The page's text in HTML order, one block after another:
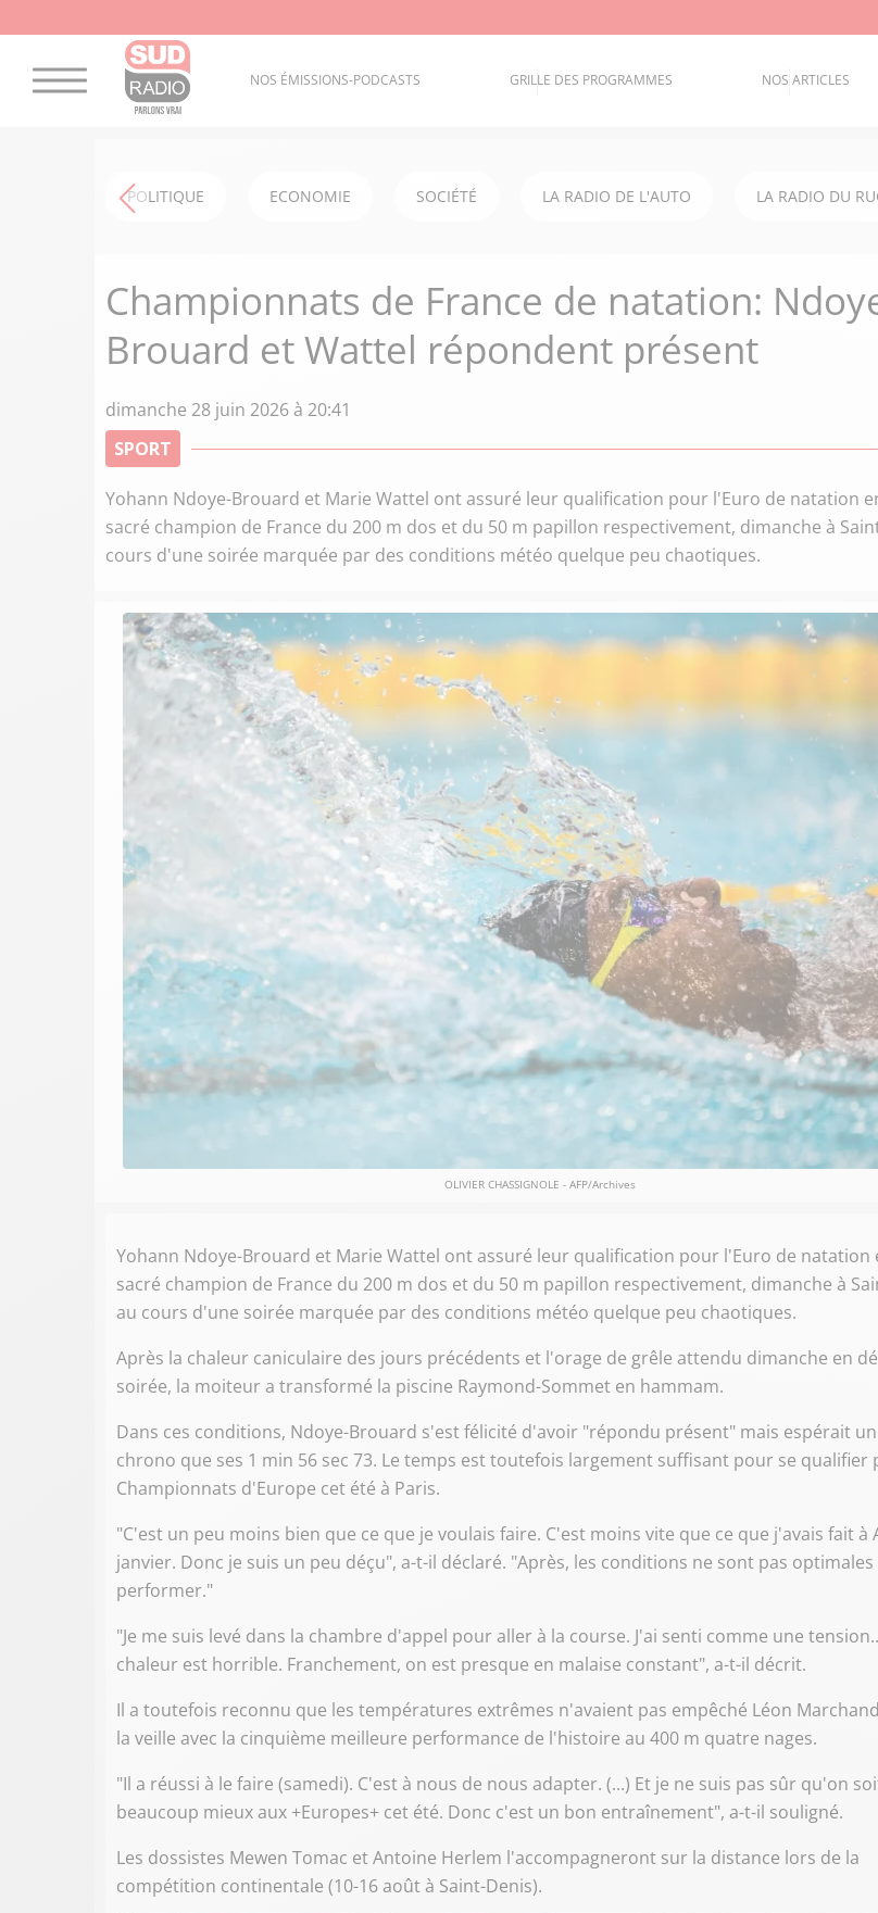
NOS ÉMISSIONS-PODCASTS GRILLE DES PROGRAMMES NOS ARTICLES
POLITIQUE ECONOMIE SOCIÉTÉ LA RADIO DE L'AUTO LA RADIO DU
Championnats de France de natation:
Brouard et Wattel répondent présent
dimanche 28 juin 2026 à 20:41
SPORT
Yohann Ndoye-Brouard et Marie Wattel ont assuré leur qualification pour l'Euro de natation
sacré champion de France du 200 m dos et du 50 m papillon respectivement, dimanche à
cours d'une soirée marquée par des conditions météo quelque peu chaotiques.
OLIVIER CHASSIGNOLE - AFP/Archives
Yohann Ndoye-Brouard et Marie Wattel ont assuré leur qualification pour l'Euro de natation
sacré champion de France du 200 m dos et du 50 m papillon respectivement, dimanche à
au cours d'une soirée marquée par des conditions météo quelque peu chaotiques.
Après la chaleur caniculaire des jours précédents et l'orage de grêle attendu dimanche en
soirée, la moiteur a transformé la piscine Raymond-Sommet en hammam.
Dans ces conditions, Ndoye-Brouard s'est félicité d'avoir "répondu présent" mais espérait
chrono que ses 1 min 56 sec 73. Le temps est toutefois largement suffisant pour se qualifier
Championnats d'Europe cet été à Paris.
"C'est un peu moins bien que ce que je voulais faire. C'est moins vite que ce que j'avais fait à
janvier. Donc je suis un peu déçu", a-t-il déclaré. "Après, les conditions ne sont pas
performer."
"Je me suis levé dans la chambre d'appel pour aller à la course. J'ai senti comme une
chaleur est horrible. Franchement, on est presque en malaise constant", a-t-il décrit.
Il a toutefois reconnu que les températures extrêmes n'avaient pas empêché Léon
la veille avec la cinquième meilleure performance de l'histoire au 400 m quatre nages.
"Il a réussi à le faire (samedi). C'est à nous de nous adapter. (...) Et je ne suis pas sûr qu'on
beaucoup mieux aux +Europes+ cet été. Donc c'est un bon entraînement", a-t-il souligné.
Les dossistes Mewen Tomac et Antoine Herlem l'accompagneront sur la distance lors de la
compétition continentale (10-16 août à Saint-Denis).